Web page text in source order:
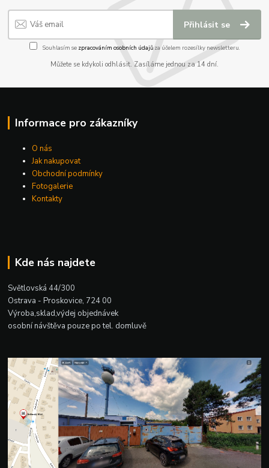
Přihlásit se
Souhlasím se zpracováním osobních údajůza účelem rozesílky newsletteru.
Můžete se kdykoli odhlásit. Zasíláme jednou za 14 dní.
Informace pro zákazníky
O nás
Jak nakupovat
Obchodní podmínky
Fotogalerie
Kontakty
Kde nás najdete
Světlovská 44/300
Ostrava - Proskovice, 724 00
Výroba,sklad,výdej objednávek
osobní návštěva pouze po tel. domluvě